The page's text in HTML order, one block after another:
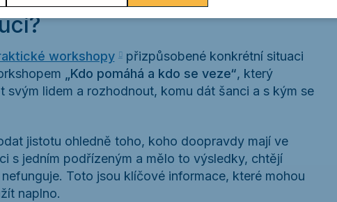
workshopy přizpůsobené konkrétní situaci
„Kdo pomáhá a kdo se veze“, který
svým lidem a rozhodnout, komu dát šanci a s kým se
jistotu ohledně toho, koho doopravdy mají ve
s jedním podřízeným a mělo to výsledky, chtějí
Toto jsou klíčové informace, které mohou
naplno.